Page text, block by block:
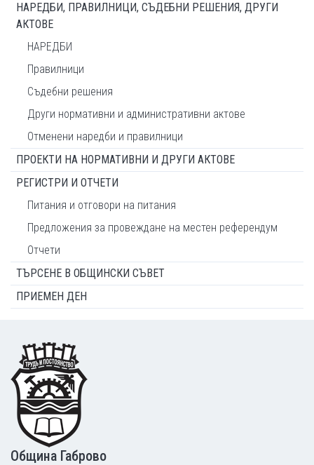
НАРЕДБИ, ПРАВИЛНИЦИ, СЪДЕБНИ РЕШЕНИЯ, ДРУГИ
АКТОВЕ
НАРЕДБИ
Правилници
Съдебни решения
Други нормативни и административни актове
Отменени наредби и правилници
ПРОЕКТИ НА НОРМАТИВНИ И ДРУГИ АКТОВЕ
РЕГИСТРИ И ОТЧЕТИ
Питания и отговори на питания
Предложения за провеждане на местен референдум
Отчети
ТЪРСЕНЕ В ОБЩИНСКИ СЪВЕТ
ПРИЕМЕН ДЕН
Footer
Община Габрово